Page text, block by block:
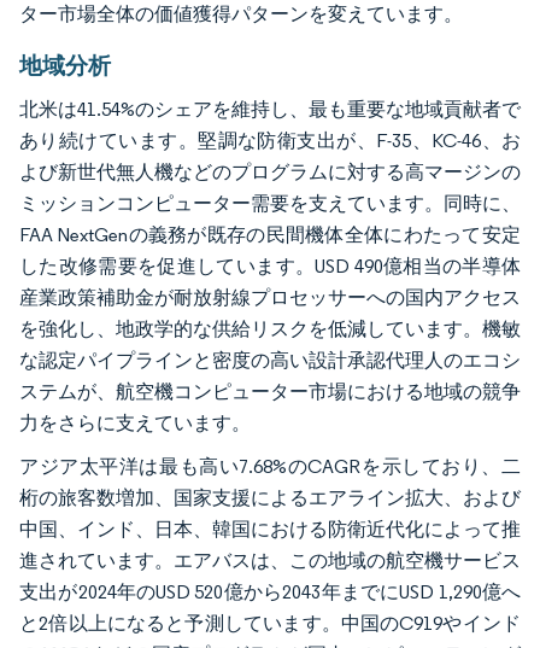
ター市場全体の価値獲得パターンを変えています。
地域分析
北米は41.54%のシェアを維持し、最も重要な地域貢献者で
あり続けています。堅調な防衛支出が、F-35、KC-46、お
よび新世代無人機などのプログラムに対する高マージンの
ミッションコンピューター需要を支えています。同時に、
FAA NextGenの義務が既存の民間機体全体にわたって安定
した改修需要を促進しています。USD 490億相当の半導体
産業政策補助金が耐放射線プロセッサーへの国内アクセス
を強化し、地政学的な供給リスクを低減しています。機敏
な認定パイプラインと密度の高い設計承認代理人のエコシ
ステムが、航空機コンピューター市場における地域の競争
力をさらに支えています。
アジア太平洋は最も高い7.68%のCAGRを示しており、二
桁の旅客数増加、国家支援によるエアライン拡大、および
中国、インド、日本、韓国における防衛近代化によって推
進されています。エアバスは、この地域の航空機サービス
支出が2024年のUSD 520億から2043年までにUSD 1,290億へ
と2倍以上になると予測しています。中国のC919やインド